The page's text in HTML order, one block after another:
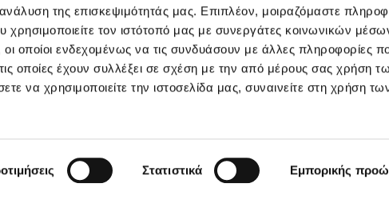
της επισκεψιμότητάς μας. Επιπλέον, μοιραζόμαστε
τον ιστότοπό μας με συνεργάτες κοινωνικών
οποίοι ενδεχομένως να τις συνδυάσουν με άλλες πληροφορίες
οποίες έχουν συλλέξει σε σχέση με την από μέρους σας χρήση
να χρησιμοποιείτε την ιστοσελίδα μας, συναινείτε στη χρήση
Στατιστικά Εμπορικής
Created by Powered by